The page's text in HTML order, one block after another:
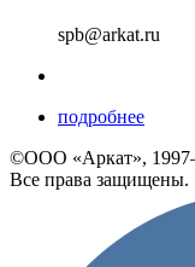
spb@arkat.ru
подробнее
©ООО «Аркат»,
Все права защищены.